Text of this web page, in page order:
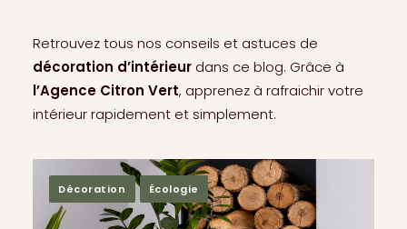
Retrouvez tous nos conseils et astuces de
décoration d’intérieur dans ce blog. Grâce à
l’Agence Citron Vert, apprenez à rafraichir votre
intérieur rapidement et simplement.
Conseils Enfants